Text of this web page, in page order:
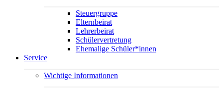
Steuergruppe
Elternbeirat
Lehrerbeirat
Schülervertretung
Ehemalige Schüler*innen
Service
Wichtige Informationen